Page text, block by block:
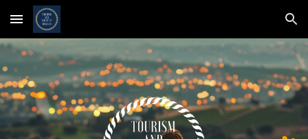
Skip to main content Skip to navigation